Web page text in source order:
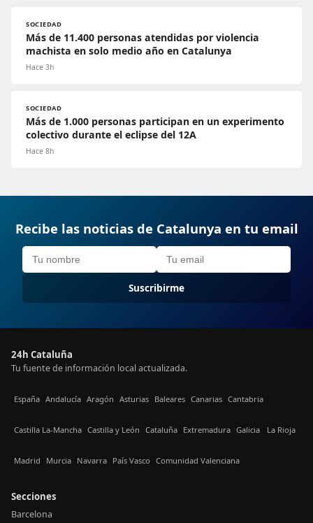
SOCIEDAD
Más de 11.400 personas atendidas por violencia
machista en solo medio año en Catalunya
Hace 3h
SOCIEDAD
Más de 1.000 personas participan en un experimento
colectivo durante el eclipse del 12A
Hace 8h
Recibe las noticias de Catalunya en tu email
Suscribirme
24h Cataluña
Tu fuente de información local actualizada.
España Andalucía Aragón Asturias Baleares Canarias Cantabria
Castilla La-Mancha Castilla y León Cataluña Extremadura Galicia La Rioja
Madrid Murcia Navarra País Vasco Comunidad Valenciana
Secciones
Barcelona